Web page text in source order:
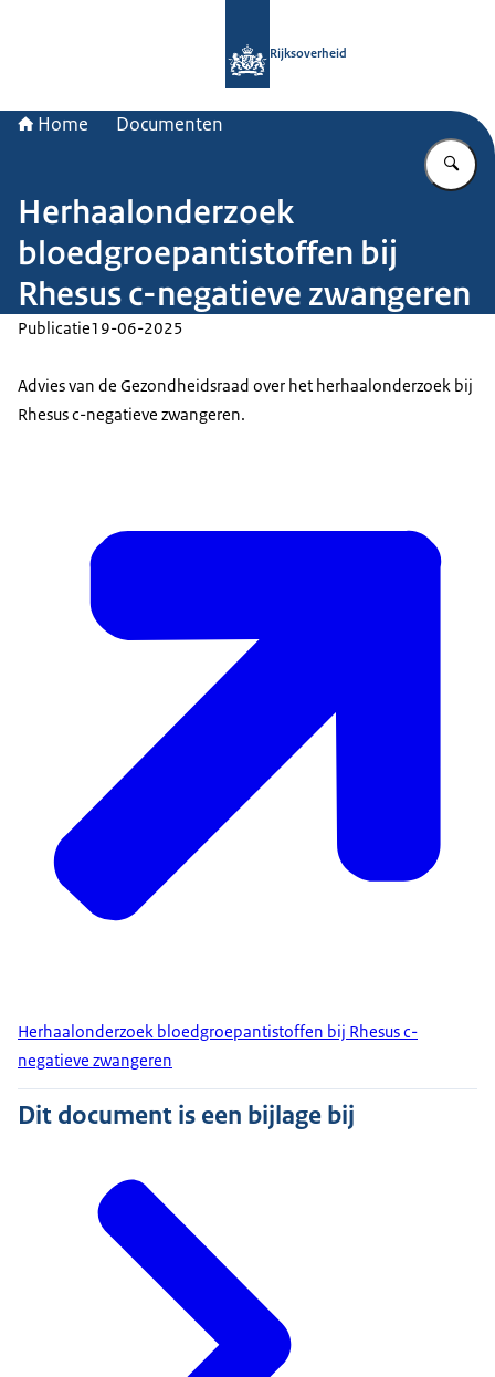
Rijksoverheid
Home Documenten
Herhaalonderzoek
bloedgroepantistoffen bij
Rhesus c-negatieve zwangeren
Publicatie19-06-2025
Advies van de Gezondheidsraad over het herhaalonderzoek bij
Rhesus c-negatieve zwangeren.
Herhaalonderzoek bloedgroepantistoffen bij Rhesus c-
negatieve zwangeren
Dit document is een bijlage bij